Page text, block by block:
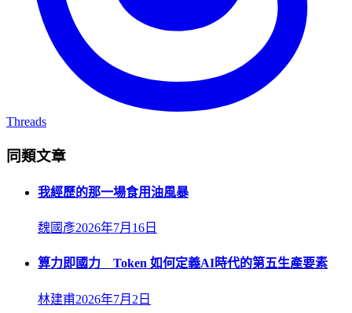
Threads
同類文章
我經歷的那一場食用油風暴
魏國彥2026年7月16日
算力即國力 Token 如何定義AI時代的第五生產要素
林建甫2026年7月2日